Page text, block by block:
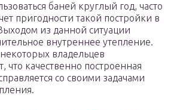
баней круглый год, часто
пригодности такой постройки в
из данной ситуации
внутреннее утепление.
владельцев
что качественно построенная
со своими задачами